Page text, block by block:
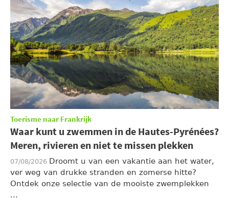
Toerisme naar Frankrijk
Waar kunt u zwemmen in de Hautes-Pyrénées?
Meren, rivieren en niet te missen plekken
07/08/2026 Droomt u van een vakantie aan het water,
ver weg van drukke stranden en zomerse hitte?
Ontdek onze selectie van de mooiste zwemplekken
...